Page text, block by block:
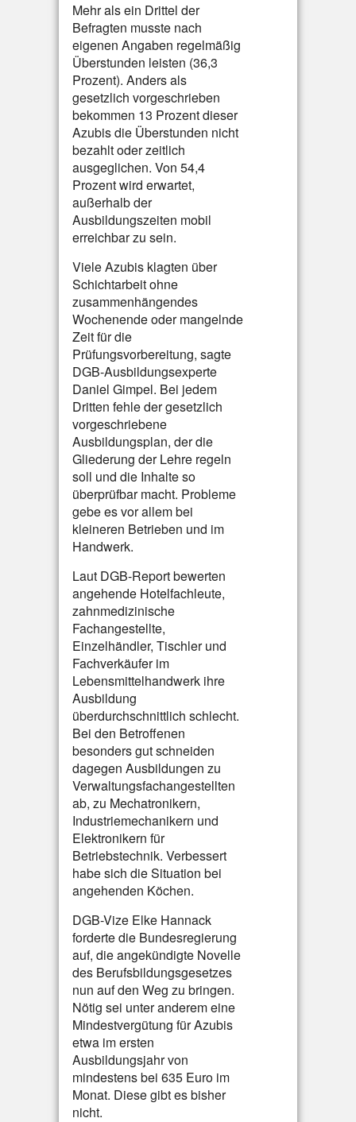
Mehr als ein Drittel der
Befragten musste nach
eigenen Angaben regelmäßig
Überstunden leisten (36,3
Prozent). Anders als
gesetzlich vorgeschrieben
bekommen 13 Prozent dieser
Azubis die Überstunden nicht
bezahlt oder zeitlich
ausgeglichen. Von 54,4
Prozent wird erwartet,
außerhalb der
Ausbildungszeiten mobil
erreichbar zu sein.
Viele Azubis klagten über
Schichtarbeit ohne
zusammenhängendes
Wochenende oder mangelnde
Zeit für die
Prüfungsvorbereitung, sagte
DGB-Ausbildungsexperte
Daniel Gimpel. Bei jedem
Dritten fehle der gesetzlich
vorgeschriebene
Ausbildungsplan, der die
Gliederung der Lehre regeln
soll und die Inhalte so
überprüfbar macht. Probleme
gebe es vor allem bei
kleineren Betrieben und im
Handwerk.
Laut DGB-Report bewerten
angehende Hotelfachleute,
zahnmedizinische
Fachangestellte,
Einzelhändler, Tischler und
Fachverkäufer im
Lebensmittelhandwerk ihre
Ausbildung
überdurchschnittlich schlecht.
Bei den Betroffenen
besonders gut schneiden
dagegen Ausbildungen zu
Verwaltungsfachangestellten
ab, zu Mechatronikern,
Industriemechanikern und
Elektronikern für
Betriebstechnik. Verbessert
habe sich die Situation bei
angehenden Köchen.
DGB-Vize Elke Hannack
forderte die Bundesregierung
auf, die angekündigte Novelle
des Berufsbildungsgesetzes
nun auf den Weg zu bringen.
Nötig sei unter anderem eine
Mindestvergütung für Azubis
etwa im ersten
Ausbildungsjahr von
mindestens bei 635 Euro im
Monat. Diese gibt es bisher
nicht.